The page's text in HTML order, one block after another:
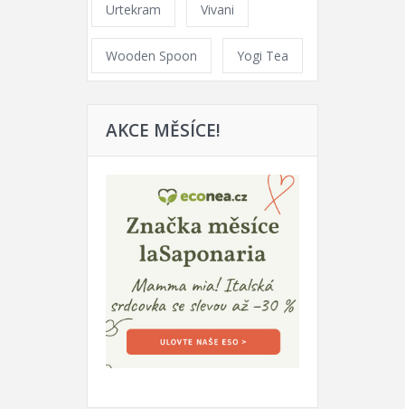
Urtekram Vivani
Wooden Spoon Yogi Tea
AKCE MĚSÍCE!